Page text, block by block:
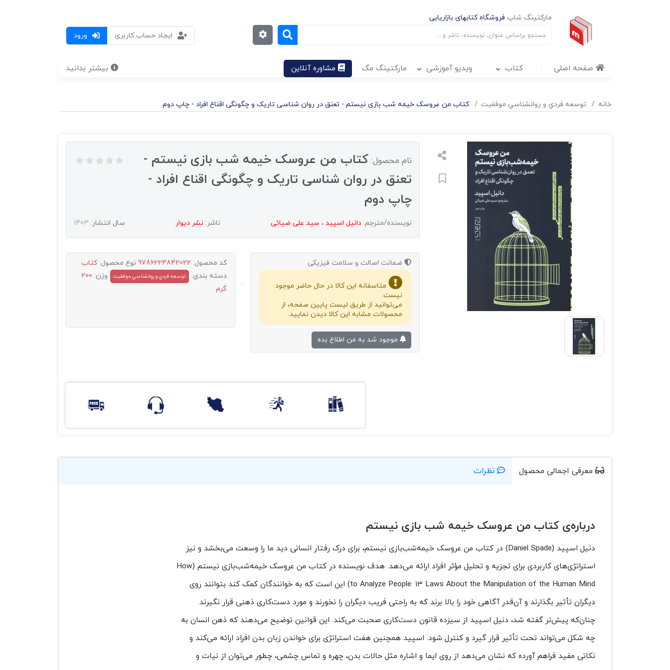
مارکتینگ شاپ فروشگاه کتابهای بازاریابی
ورود
ایجاد حساب کاربری
صفحه اصلی کتاب ویدیو آموزشی مارکتینگ مگ مشاوره آنلاین بیشتر بدانید
خانه توسعه فردي و روانشناسي موفقيت کتاب من عروسک خیمه شب بازی نیستم - تعنق در روان شناسی تاریک و چگونگی اقناع افراد - چاپ دوم
نام محصول: کتاب من عروسک خیمه شب بازی نیستم -
تعنق در روان شناسی تاریک و چگونگی اقناع افراد -
چاپ دوم
نویسنده/مترجم: دانیل اسپید ، سید علی ضیائی ناشر: نشر دیوار سال انتشار: 1403
ضمانت اصالت و سلامت فیزیکی
متاسفانه این کالا در حال حاضر موجود
نیست.
می‌توانید از طریق لیست پایین صفحه، از
محصولات مشابه این کالا دیدن نمایید.
کد محصول: 9786224842022 نوع محصول:کتاب
دسته بندی:
توسعه فردي و روانشناسي موفقيت وزن: 200
گرم
معرفی اجمالی محصول نظرات
درباره‌ی کتاب من عروسک خیمه شب بازی نیستم
دنیل اسپید (Daniel Spade) در کتاب من عروسک خیمه‌شب‌بازی نیستم، برای درک رفتار انسانی دید ما را وسعت می‌بخشد و نیز
استراتژی‌های کاربردی برای تجزیه و تحلیل مؤثر افراد ارائه می‌دهد. هدف نویسنده در کتاب من عروسک خیمه‌شب‌بازی نیستم (How
to Analyze People: 13 Laws About the Manipulation of the Human Mind) این است که به خوانندگان کمک کند بتوانند روی
دیگران تأثیر بگذارند و آن‌قدر آگاهی خود را بالا برند که به راحتی فریب دیگران را نخورند و مورد دست‌کاری ذهنی قرار نگیرند.
چنان‌که پیش‌تر گفته شد، دنیل اسپید از سیزده قانون دست‌کاری صحبت می‌کند. این قوانین توضیح می‌دهند که ذهن انسان به
چه شکل می‌تواند تحت تأثیر قرار گیرد و کنترل شود. اسپید همچنین هفت استراتژی برای خواندن زبان بدن افراد ارائه می‌کند و
نکاتی مفید فراهم آورده که نشان می‌دهد از روی ایما و اشاره مثل حالات بدن، چهره و تماس چشمی، چطور می‌توان از نیات و